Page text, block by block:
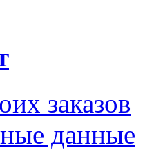
заказов
данные